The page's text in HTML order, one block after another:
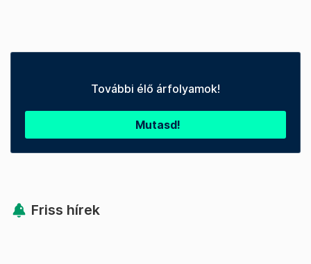
További élő árfolyamok!
Mutasd!
Friss hírek